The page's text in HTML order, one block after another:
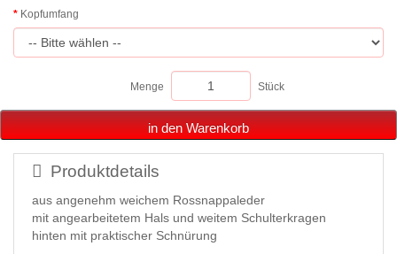
Kopfumfang
Menge Stück
in den Warenkorb
Produktdetails
aus angenehm weichem Rossnappaleder
mit angearbeitetem Hals und weitem Schulterkragen
hinten mit praktischer Schnürung